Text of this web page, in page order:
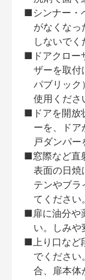
■シンナー・
がなくなっ
しないでく
■ドアクロー
ザーを取
パブリック
使用くださ
■ドアを開放
ーを、ドア
戸ダンパー
■窓際など直
表面の日焼
テンやブラ
てください。
■扉に油分や
い。しみや
■上り口など
でください
合、扉本体